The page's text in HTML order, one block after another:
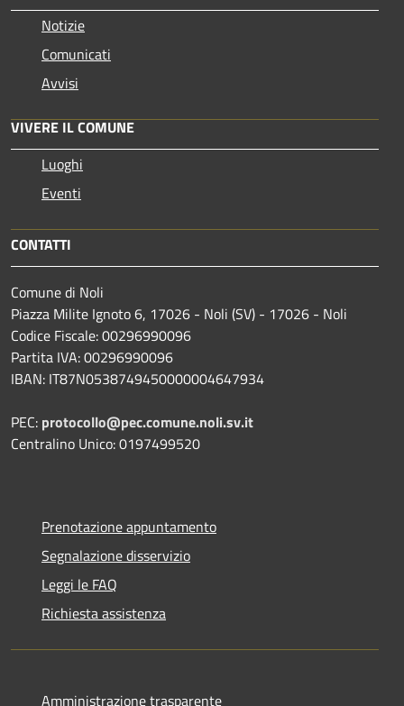
Notizie
Comunicati
Avvisi
VIVERE IL COMUNE
Luoghi
Eventi
CONTATTI
Comune di Noli
Piazza Milite Ignoto 6, 17026 - Noli (SV) - 17026 - Noli
Codice Fiscale: 00296990096
Partita IVA: 00296990096
IBAN: IT87N0538749450000004647934
PEC: protocollo@pec.comune.noli.sv.it
Centralino Unico: 0197499520
Prenotazione appuntamento
Segnalazione disservizio
Leggi le FAQ
Richiesta assistenza
Amministrazione trasparente